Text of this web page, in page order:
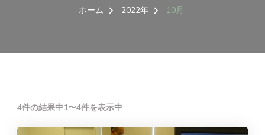
ホーム 2022年 10月
4件の結果中1〜4件を表示中